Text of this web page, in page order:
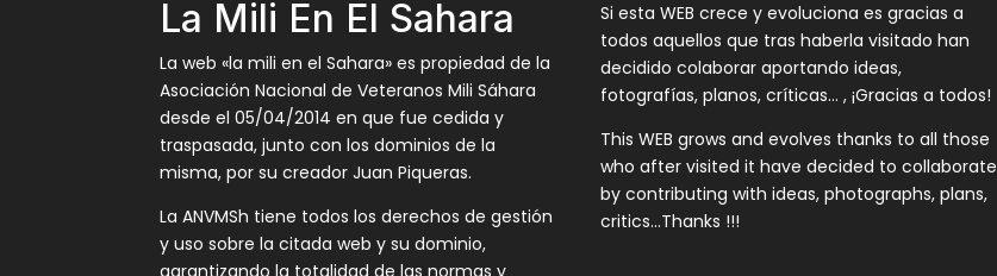
La Mili En El Sahara
La web «la mili en el Sahara» es propiedad de la
Asociación Nacional de Veteranos Mili Sáhara
desde el 05/04/2014 en que fue cedida y
traspasada, junto con los dominios de la
misma, por su creador Juan Piqueras.
La ANVMSh tiene todos los derechos de gestión
y uso sobre la citada web y su dominio,
Si esta WEB crece y evoluciona es gracias a
todos aquellos que tras haberla visitado han
decidido colaborar aportando ideas,
fotografías, planos, críticas… , ¡Gracias a todos!
This WEB grows and evolves thanks to all those
who after visited it have decided to collaborate
by contributing with ideas, photographs, plans,
critics…Thanks !!!